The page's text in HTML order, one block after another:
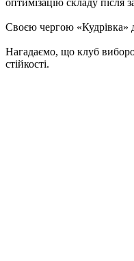
оптимізацію складу після
Своєю чергою «Кудрівка»
Нагадаємо, що клуб
стійкості.